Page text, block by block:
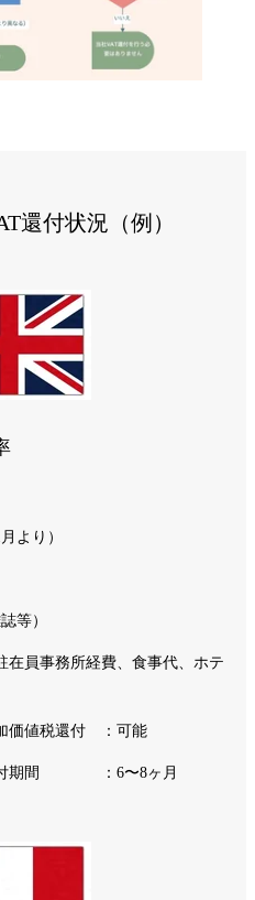
還付状況（例）
より）
等）
在員事務所経費、食事代、ホテ
価値税還付 ：可能
還付期間 ：6〜8ヶ月